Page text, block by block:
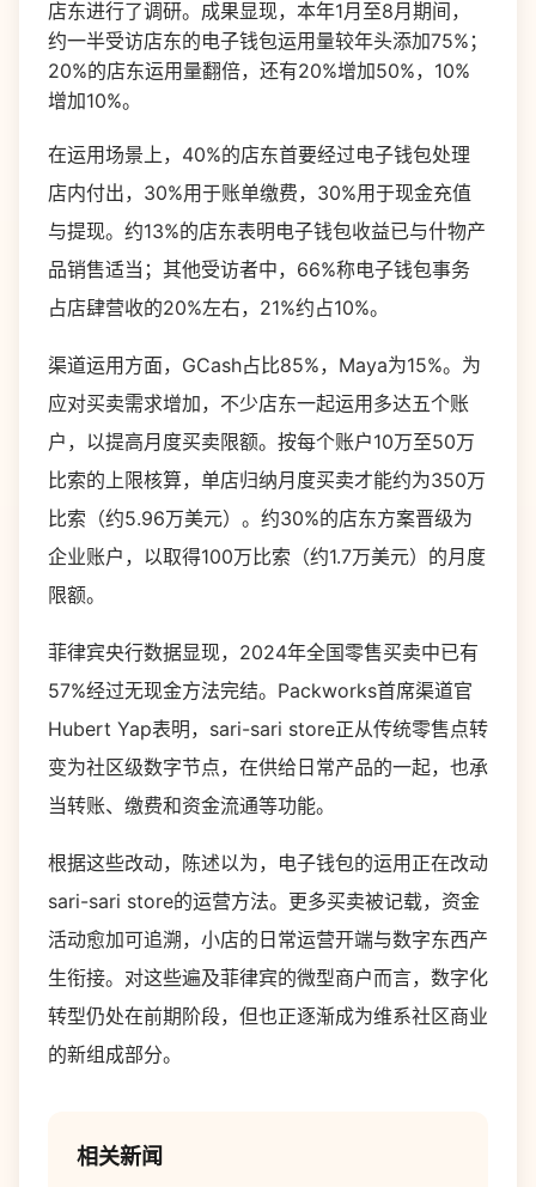
店东进行了调研。成果显现，本年1月至8月期间，
约一半受访店东的电子钱包运用量较年头添加75%；
20%的店东运用量翻倍，还有20%增加50%，10%
增加10%。
在运用场景上，40%的店东首要经过电子钱包处理
店内付出，30%用于账单缴费，30%用于现金充值
与提现。约13%的店东表明电子钱包收益已与什物产
品销售适当；其他受访者中，66%称电子钱包事务
占店肆营收的20%左右，21%约占10%。
渠道运用方面，GCash占比85%，Maya为15%。为
应对买卖需求增加，不少店东一起运用多达五个账
户，以提高月度买卖限额。按每个账户10万至50万
比索的上限核算，单店归纳月度买卖才能约为350万
比索（约5.96万美元）。约30%的店东方案晋级为
企业账户，以取得100万比索（约1.7万美元）的月度
限额。
菲律宾央行数据显现，2024年全国零售买卖中已有
57%经过无现金方法完结。Packworks首席渠道官
Hubert Yap表明，sari-sari store正从传统零售点转
变为社区级数字节点，在供给日常产品的一起，也承
当转账、缴费和资金流通等功能。
根据这些改动，陈述以为，电子钱包的运用正在改动
sari-sari store的运营方法。更多买卖被记载，资金
活动愈加可追溯，小店的日常运营开端与数字东西产
生衔接。对这些遍及菲律宾的微型商户而言，数字化
转型仍处在前期阶段，但也正逐渐成为维系社区商业
的新组成部分。
相关新闻